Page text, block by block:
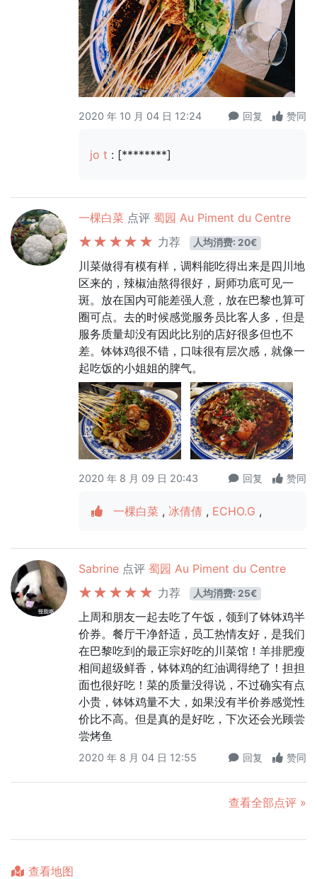
2020 年 10 月 04 日 12:24 回复 赞同
jo t : [********]
一棵白菜 点评 蜀园 Au Piment du Centre
力荐
人均消费: 20€
川菜做得有模有样，调料能吃得出来是四川地
区来的，辣椒油熬得很好，厨师功底可见一
斑。放在国内可能差强人意，放在巴黎也算可
圈可点。去的时候感觉服务员比客人多，但是
服务质量却没有因此比别的店好很多但也不
差。钵钵鸡很不错，口味很有层次感，就像一
起吃饭的小姐姐的脾气。
2020 年 8 月 09 日 20:43 回复 赞同
一棵白菜 , 冰倩倩 , ECHO.G ,
Sabrine 点评 蜀园 Au Piment du Centre
力荐
人均消费: 25€
上周和朋友一起去吃了午饭，领到了钵钵鸡半
价券。餐厅干净舒适，员工热情友好，是我们
在巴黎吃到的最正宗好吃的川菜馆！羊排肥瘦
相间超级鲜香，钵钵鸡的红油调得绝了！担担
面也很好吃！菜的质量没得说，不过确实有点
小贵，钵钵鸡量不大，如果没有半价券感觉性
价比不高。但是真的是好吃，下次还会光顾尝
尝烤鱼
2020 年 8 月 04 日 12:55 回复 赞同
查看全部点评 »
查看地图